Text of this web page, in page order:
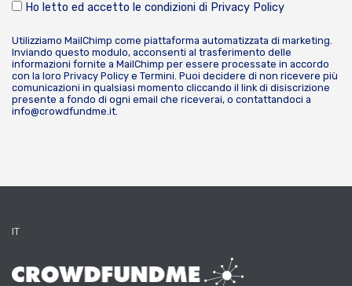
Ho letto ed accetto le condizioni di Privacy Policy
Utilizziamo MailChimp come piattaforma automatizzata di marketing.
Inviando questo modulo, acconsenti al trasferimento delle
informazioni fornite a MailChimp per essere processate in accordo
con la loro Privacy Policy e Termini. Puoi decidere di non ricevere più
comunicazioni in qualsiasi momento cliccando il link di disiscrizione
presente a fondo di ogni email che riceverai, o contattandoci a
info@crowdfundme.it.
IT